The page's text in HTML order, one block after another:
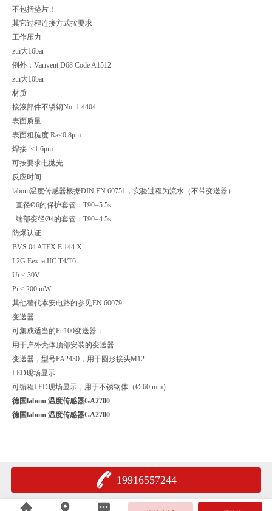
不包括垫片！
其它过程连接方式按要求
工作压力
zui大16bar
例外：Varivent D68 Code A1512
zui大10bar
材质
接液部件不锈钢No. 1.4404
表面质量
表面粗糙度 Ra≤0.8μm
焊接 <1.6μm
可按要求电抛光
反应时间
labom温度传感器根据DIN EN 60751，实验过程为流水（不带变送器）
. 直径Ø6的保护套管：T90=5.5s
. 端部变径Ø4的套管：T90=4.5s
防爆认证
BVS 04 ATEX E 144 X
I 2G Eex ia IIC T4/T6
Ui ≤ 30V
Pi ≤ 200 mW
其他替代本安电路的参见EN 60079
变送器
可集成适当的Pt 100变送器：
用于户外壳体顶部安装的变送器
变送器，型号PA2430，用于圆形接头M12
LED现场显示
可编程LED现场显示，用于不锈钢体（Ø 60 mm）
德国labom 温度传感器GA2700
德国labom 温度传感器GA2700
19916557244